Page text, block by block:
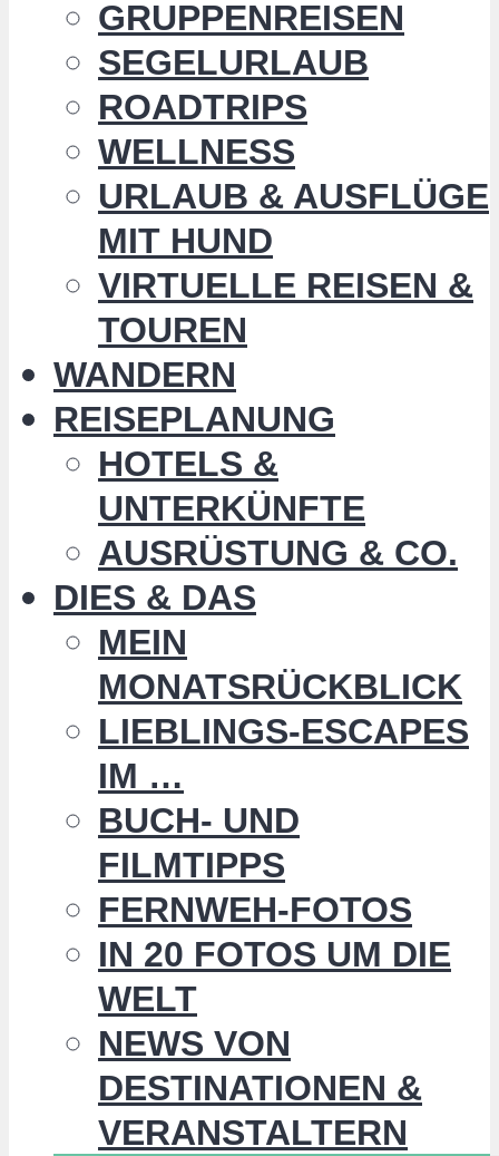
GRUPPENREISEN
SEGELURLAUB
ROADTRIPS
WELLNESS
URLAUB & AUSFLÜGE
MIT HUND
VIRTUELLE REISEN &
TOUREN
WANDERN
REISEPLANUNG
HOTELS &
UNTERKÜNFTE
AUSRÜSTUNG & CO.
DIES & DAS
MEIN
MONATSRÜCKBLICK
LIEBLINGS-ESCAPES
IM …
BUCH- UND
FILMTIPPS
FERNWEH-FOTOS
IN 20 FOTOS UM DIE
WELT
NEWS VON
DESTINATIONEN &
VERANSTALTERN